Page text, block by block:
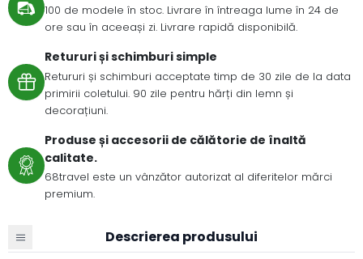
100 de modele în stoc. Livrare în întreaga lume în 24 de
ore sau în aceeași zi. Livrare rapidă disponibilă.
Retururi și schimburi simple
Retururi și schimburi acceptate timp de 30 zile de la data
primirii coletului. 90 zile pentru hărți din lemn și
decorațiuni.
Produse și accesorii de călătorie de înaltă
calitate.
68travel este un vânzător autorizat al diferitelor mărci
premium.
Descrierea produsului